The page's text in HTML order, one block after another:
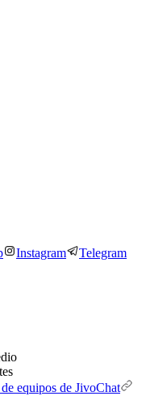
Instagram Telegram
equipos de JivoChat